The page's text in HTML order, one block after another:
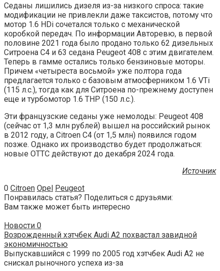
Седаны лишились дизеля из-за низкого спроса: такие
модификации не привлекли даже таксистов, потому что
мотор 1.6 HDi сочетался только с механической
коробкой передач. По информации Авторевю, в первой
половине 2021 года было продано только 62 дизельных
Ситроена C4 и 63 седана Peugeot 408 с этим двигателем.
Теперь в гамме остались только бензиновые моторы.
Причем «четыреста восьмой» уже полтора года
предлагается только с базовым атмосферником 1.6 VTi
(115 л.с.), тогда как для Ситроена по-прежнему доступен
еще и турбомотор 1.6 THP (150 л.с.).
Эти французские седаны уже немолоды: Peugeot 408
(сейчас от 1,3 млн рублей) вышел на российский рынок
в 2012 году, а Citroen C4 (от 1,5 млн) появился годом
позже. Однако их производство будет продолжаться:
новые ОТТС действуют до декабря 2024 года.
Источник
0 Citroen Opel Peugeot
Понравилась статья? Поделиться с друзьями:
Вам также может быть интересно
Новости 0
Возрожденный хэтчбек Audi A2 похвастал завидной
экономичностью
Выпускавшийся с 1999 по 2005 год хэтчбек Audi A2 не
снискал рыночного успеха из-за